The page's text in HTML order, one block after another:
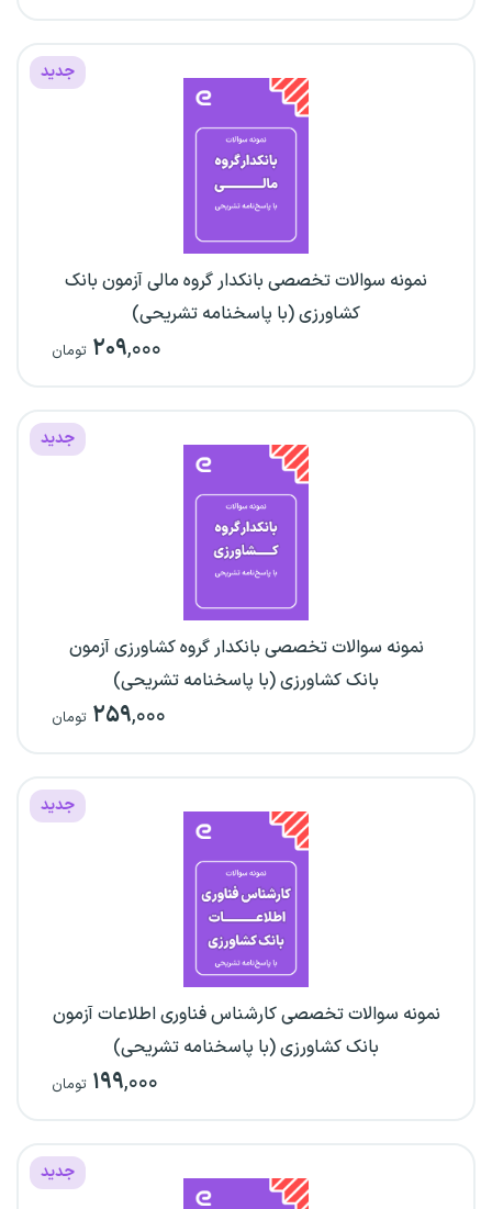
جدید
نمونه سوالات تخصصی بانکدار گروه مالی آزمون بانک
کشاورزی (با پاسخنامه تشریحی)
۲۰۹,۰۰۰ تومان
جدید
نمونه سوالات تخصصی بانکدار گروه کشاورزی آزمون
بانک کشاورزی (با پاسخنامه تشریحی)
۲۵۹,۰۰۰ تومان
جدید
نمونه سوالات تخصصی کارشناس فناوری اطلاعات آزمون
بانک کشاورزی (با پاسخنامه تشریحی)
۱۹۹,۰۰۰ تومان
جدید